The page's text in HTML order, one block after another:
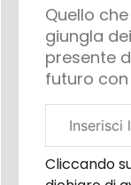
Quello
giungla
presente
futuro
aziendale
Cliccando su